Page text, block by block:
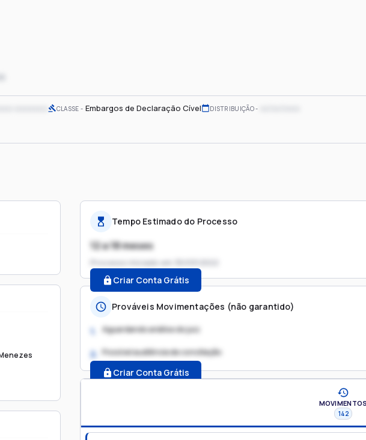
CLASSE Embargos de Declaração Cível DISTRIBUIÇÃO
Tempo Estimado do Processo
12 a 18 meses
Processo iniciado em
Criar Conta Grátis
Prováveis Movimentações (não garantido)
1. Aguardando análise do juiz
2. Possível audiência de conciliação
Criar Conta Grátis
MOVIMENTOS
142